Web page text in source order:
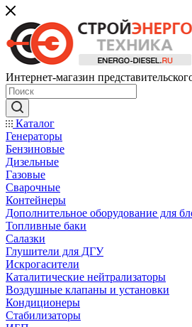
Интернет-магазин
Каталог
Генераторы
Бензиновые
Дизельные
Газовые
Сварочные
Контейнеры
Дополнительное оборудование для
Топливные баки
Салазки
Глушители для ДГУ
Искрогасители
Каталитические нейтрализаторы
Воздушные клапаны и установки
Кондиционеры
Стабилизаторы